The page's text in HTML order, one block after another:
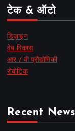
टेक & ऑटो
डिज़ाइन
वेब विकास
आर / वी प्रौद्योगिकी
रोबोटिक
Recent News